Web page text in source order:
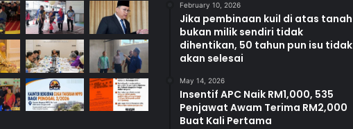
g
A
s
l
i
d
i
J
February 10, 2026
Jika pembinaan kuil di atas tanah
bukan milik sendiri tidak
dihentikan, 50 tahun pun isu tidak
akan selesai
May 14, 2026
Insentif APC Naik RM1,000, 535
Penjawat Awam Terima RM2,000
Buat Kali Pertama